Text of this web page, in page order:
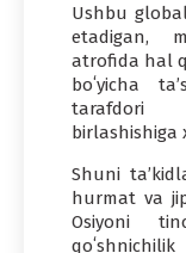
Ushbu
etadigan,
atrofida hal
boʻyicha
tarafdori
birlashishiga
Shuni
hurmat va
Osiyoni